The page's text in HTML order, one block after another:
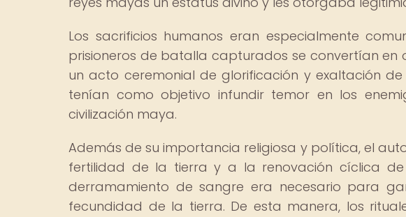
Los sacrificios humanos eran especialmente
prisioneros de batalla capturados se convertían
un acto ceremonial de glorificación y exaltación
tenían como objetivo infundir temor en los
civilización maya.
Además de su importancia religiosa y política, el
fertilidad de la tierra y a la renovación cíclica
derramamiento de sangre era necesario para
fecundidad de la tierra. De esta manera, los